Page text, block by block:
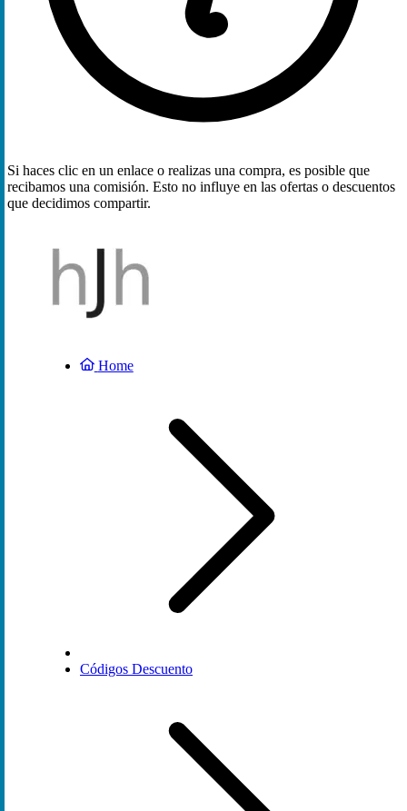
Si haces clic en un enlace o realizas una compra, es posible que
recibamos una comisión. Esto no influye en las ofertas o descuentos
que decidimos compartir.
Home
Códigos Descuento